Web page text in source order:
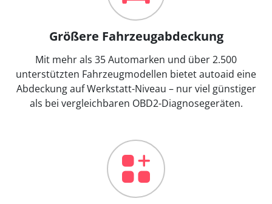
Größere Fahrzeugabdeckung
Mit mehr als 35 Automarken und über 2.500
unterstützten Fahrzeugmodellen bietet autoaid eine
Abdeckung auf Werkstatt-Niveau – nur viel günstiger
als bei vergleichbaren OBD2-Diagnosegeräten.